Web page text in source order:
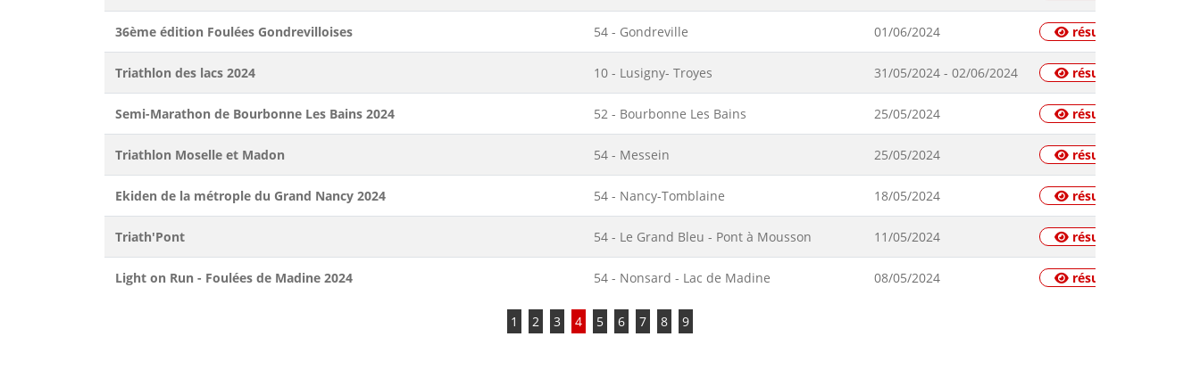
36ème édition Foulées Gondrevilloises 54 - Gondreville 01/06/2024 résultats
Triathlon des lacs 2024 10 - Lusigny- Troyes 31/05/2024 - 02/06/2024 résultats
Semi-Marathon de Bourbonne Les Bains 2024 52 - Bourbonne Les Bains 25/05/2024 résultats
Triathlon Moselle et Madon 54 - Messein 25/05/2024 résultats
Ekiden de la métrople du Grand Nancy 2024 54 - Nancy-Tomblaine 18/05/2024 résultats
Triath'Pont 54 - Le Grand Bleu - Pont à Mousson 11/05/2024 résultats
Light on Run - Foulées de Madine 2024 54 - Nonsard - Lac de Madine 08/05/2024 résultats
1 2 3 4 5 6 7 8 9